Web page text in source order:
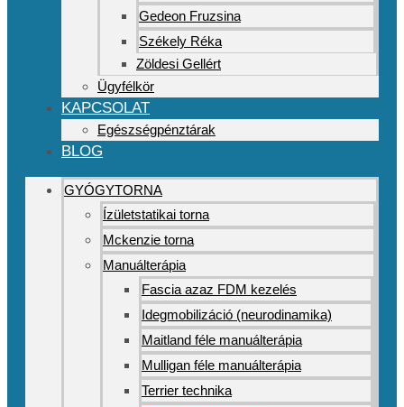
Gedeon Fruzsina
Székely Réka
Zöldesi Gellért
Ügyfélkör
KAPCSOLAT
Egészségpénztárak
BLOG
GYÓGYTORNA
Ízületstatikai torna
Mckenzie torna
Manuálterápia
Fascia azaz FDM kezelés
Idegmobilizáció (neurodinamika)
Maitland féle manuálterápia
Mulligan féle manuálterápia
Terrier technika